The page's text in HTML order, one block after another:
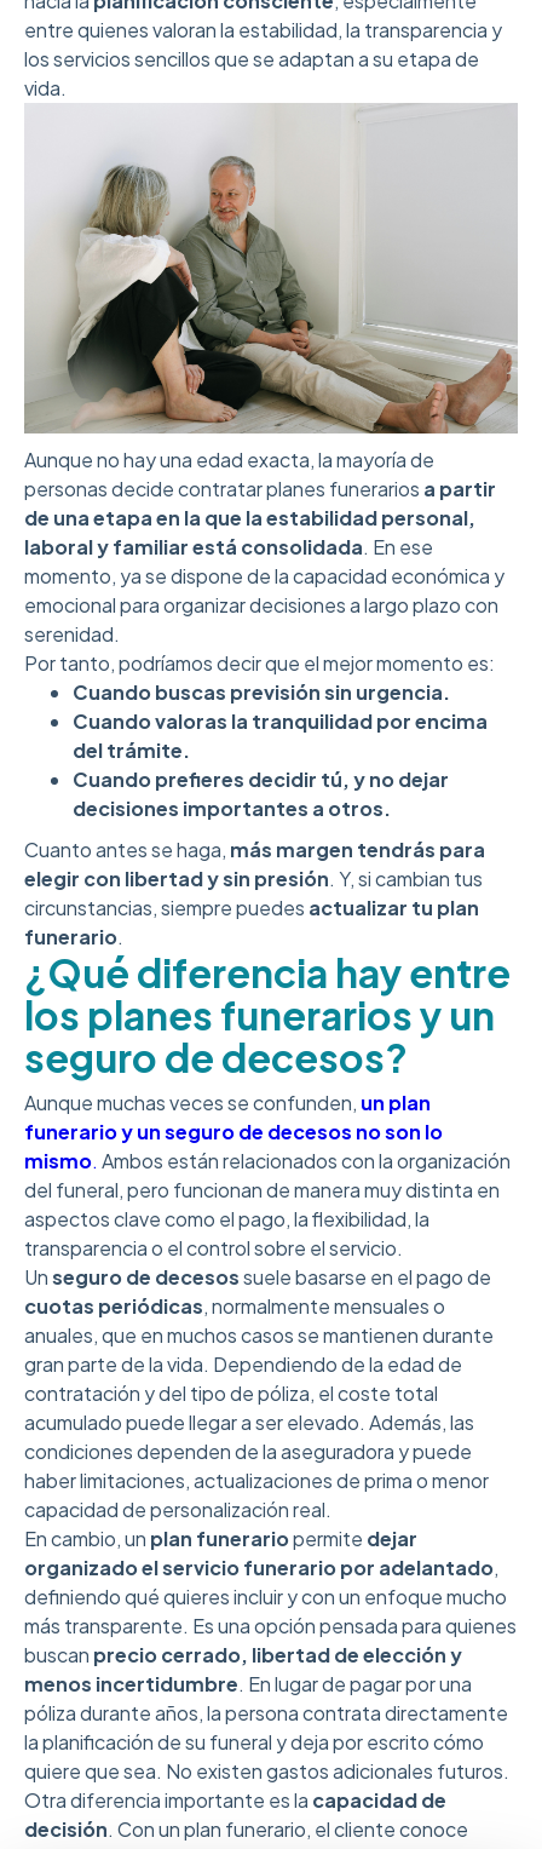
entre quienes valoran la estabilidad, la transparencia y
los servicios sencillos que se adaptan a su etapa de
vida.
Aunque no hay una edad exacta, la mayoría de
personas decide contratar planes funerarios a partir
de una etapa en la que la estabilidad personal,
laboral y familiar está consolidada. En ese
momento, ya se dispone de la capacidad económica y
emocional para organizar decisiones a largo plazo con
serenidad.
Por tanto, podríamos decir que el mejor momento es:
Cuando buscas previsión sin urgencia.
Cuando valoras la tranquilidad por encima
del trámite.
Cuando prefieres decidir tú, y no dejar
decisiones importantes a otros.
Cuanto antes se haga, más margen tendrás para
elegir con libertad y sin presión. Y, si cambian tus
circunstancias, siempre puedes actualizar tu plan
funerario.
¿Qué diferencia hay entre
los planes funerarios y un
seguro de decesos?
Aunque muchas veces se confunden, un plan
funerario y un seguro de decesos no son lo
mismo. Ambos están relacionados con la organización
del funeral, pero funcionan de manera muy distinta en
aspectos clave como el pago, la flexibilidad, la
transparencia o el control sobre el servicio.
Unseguro de decesossuele basarse en el pago de
cuotas periódicas, normalmente mensuales o
anuales, que en muchos casos se mantienen durante
gran parte de la vida. Dependiendo de la edad de
contratación y del tipo de póliza, el coste total
acumulado puede llegar a ser elevado. Además, las
condiciones dependen de la aseguradora y puede
haber limitaciones, actualizaciones de prima o menor
capacidad de personalización real.
En cambio, un plan funerariopermite dejar
organizado el servicio funerario por adelantado,
definiendo qué quieres incluir y con un enfoque mucho
más transparente. Es una opción pensada para quienes
buscan precio cerrado, libertad de elección y
menos incertidumbre. En lugar de pagar por una
póliza durante años, la persona contrata directamente
la planificación de su funeral y deja por escrito cómo
quiere que sea. No existen gastos adicionales futuros.
Otra diferencia importante es la capacidad de
decisión. Con un plan funerario, el cliente conoce